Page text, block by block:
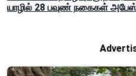
யாழில் 28 பவுண் நகைகள்